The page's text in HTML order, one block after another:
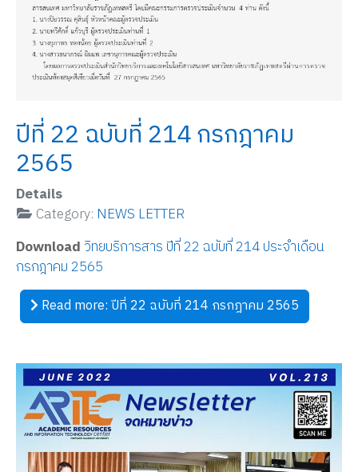
ปีที่ 22 ฉบับที่ 214 กรกฎาคม
2565
Details
Category: NEWS LETTER
Download วิทยบริการสาร ปีที่ 22 ฉบับที่ 214 ประจำเดือน
กรกฎาคม 2565
Read more: ปีที่ 22 ฉบับที่ 214 กรกฎาคม 2565